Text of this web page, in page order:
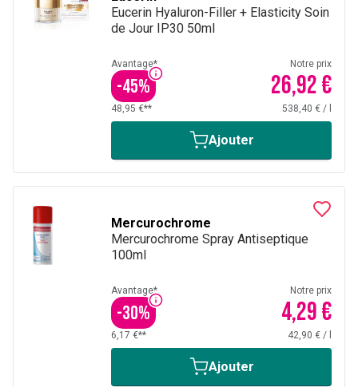
Eucerin Hyaluron-Filler + Elasticity Soin
de Jour IP30 50ml
Avantage*
-45%
Notre prix
26,92 €
48,95 €** 538,40 € /
Ajouter
Mercurochrome
Mercurochrome Spray Antiseptique
100ml
Avantage*
-30%
Notre prix
4,29 €
6,17 €** 42,90 € /
Ajouter